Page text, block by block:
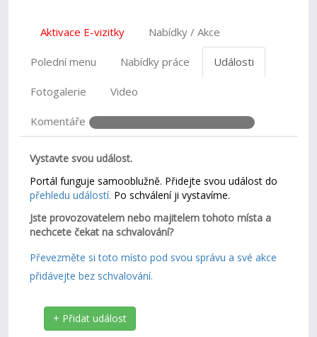
Aktivace E-vizitky Nabídky / Akce
Polední menu Nabídky práce Události
Fotogalerie Video
Komentáře
Vystavte svou událost.
Portál funguje samooblužně. Přidejte svou událost do
přehledu událostí. Po schválení ji vystavíme.
Jste provozovatelem nebo majitelem tohoto místa a
nechcete čekat na schvalování?
Převezměte si toto místo pod svou správu a své akce
přidávejte bez schvalování.
+ Přidat událost